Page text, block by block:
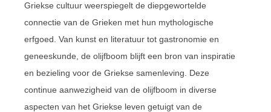
Griekse cultuur weerspiegelt de diepgewortelde
connectie van de Grieken met hun mythologische
erfgoed. Van kunst en literatuur tot gastronomie en
geneeskunde, de olijfboom blijft een bron van inspiratie
en bezieling voor de Griekse samenleving. Deze
continue aanwezigheid van de olijfboom in diverse
aspecten van het Griekse leven getuigt van de